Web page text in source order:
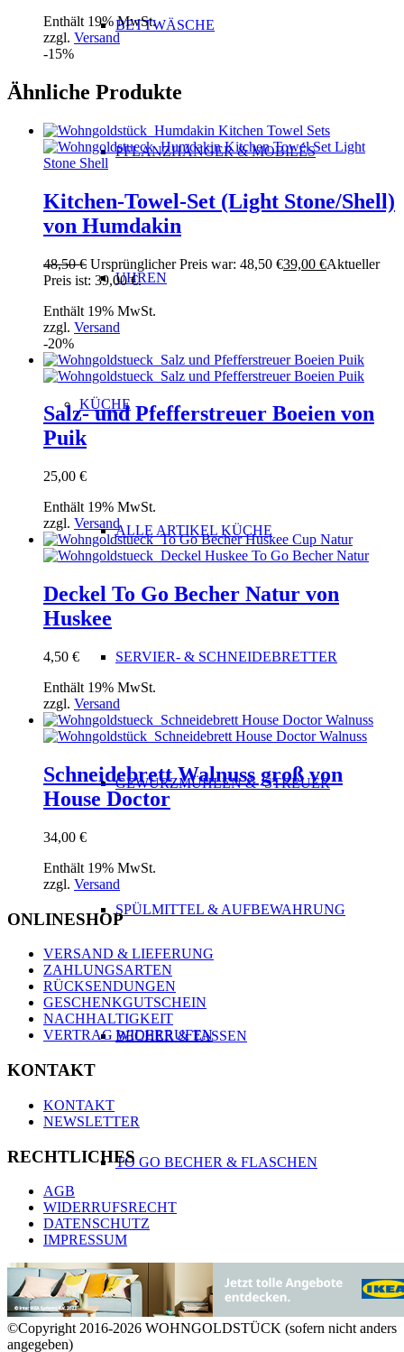
BETTWÄSCHE
PFLANZHÄNGER & MOBILÉS
UHREN
KÜCHE
ALLE ARTIKEL KÜCHE
SERVIER- & SCHNEIDEBRETTER
GEWÜRZMÜHLEN & -STREUER
SPÜLMITTEL & AUFBEWAHRUNG
BECHER & TASSEN
TO GO BECHER & FLASCHEN
GLÄSER
Enthält 19% MwSt.
zzgl. Versand
-15%
Ähnliche Produkte
Kitchen-Towel-Set (Light Stone/Shell)
von Humdakin
48,50€ Ursprünglicher Preis war: 48,50 €39,00 €Aktueller
Preis ist: 39,00 €.
Enthält 19% MwSt.
zzgl. Versand
-20%
Salz- und Pfefferstreuer Boeien von
Puik
25,00 €
Enthält 19% MwSt.
zzgl. Versand
Deckel To Go Becher Natur von
Huskee
4,50 €
Enthält 19% MwSt.
zzgl. Versand
Schneidebrett Walnuss groß von
House Doctor
34,00 €
Enthält 19% MwSt.
zzgl. Versand
ONLINESHOP
VERSAND & LIEFERUNG
ZAHLUNGSARTEN
RÜCKSENDUNGEN
GESCHENKGUTSCHEIN
NACHHALTIGKEIT
VERTRAG WIDERRUFEN
KONTAKT
KONTAKT
NEWSLETTER
RECHTLICHES
AGB
WIDERRUFSRECHT
DATENSCHUTZ
IMPRESSUM
©Copyright 2016-2026 WOHNGOLDSTÜCK (sofern nicht anders
angegeben)